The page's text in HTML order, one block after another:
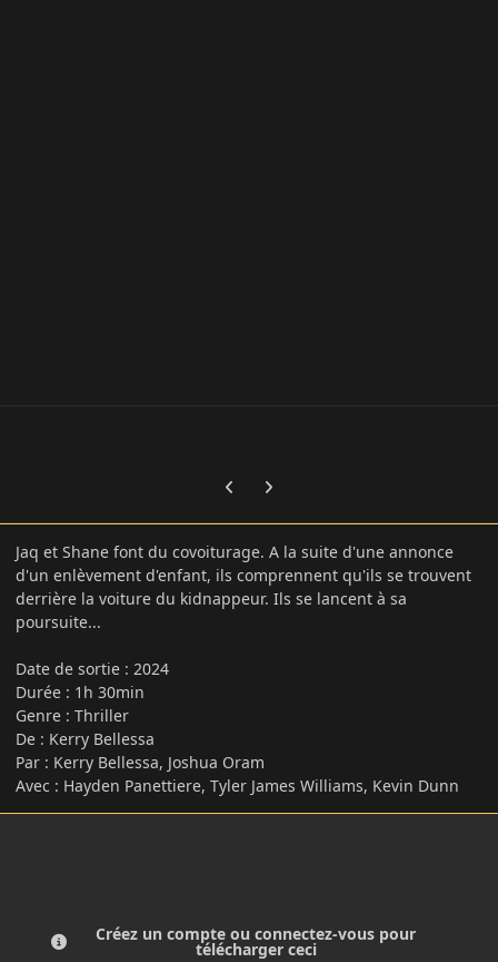
Previous carousel slide
Next carousel slide
Jaq et Shane font du covoiturage. A la suite d'une annonce
d'un enlèvement d'enfant, ils comprennent qu'ils se trouvent
derrière la voiture du kidnappeur. Ils se lancent à sa
poursuite...
Date de sortie : 2024
Durée : 1h 30min
Genre : Thriller
De : Kerry Bellessa
Par : Kerry Bellessa, Joshua Oram
Avec : Hayden Panettiere, Tyler James Williams, Kevin Dunn
Créez un compte ou connectez-vous pour
télécharger ceci